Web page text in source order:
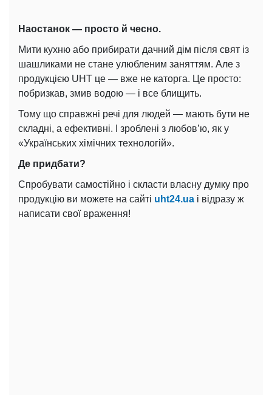
Наостанок — просто й чесно.
Мити кухню або прибирати дачний дім після свят із
шашликами не стане улюбленим заняттям. Але з
продукцією UHT це — вже не каторга. Це просто:
побризкав, змив водою — і все блищить.
Тому що справжні речі для людей — мають бути не
складні, а ефективні. І зроблені з любов’ю, як у
«Українських хімічних технологій».
Де придбати?
Спробувати самостійно і скласти власну думку про
продукцію ви можете на сайті uht24.ua і відразу ж
написати свої враження!